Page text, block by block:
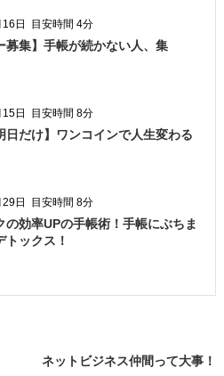
日 目安時間 4分
募集】手帳が続かない人、集
日 目安時間 8分
日だけ】ワンコインで人生変わる
日 目安時間 8分
の効率UPの手帳術！手帳にぶちま
トックス！
ネットビジネス仲間って大事！